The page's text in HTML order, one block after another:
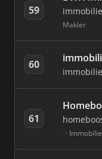
59
Makler
60
61